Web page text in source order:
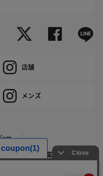
店舗
メンズ
ー
環境 企業情報